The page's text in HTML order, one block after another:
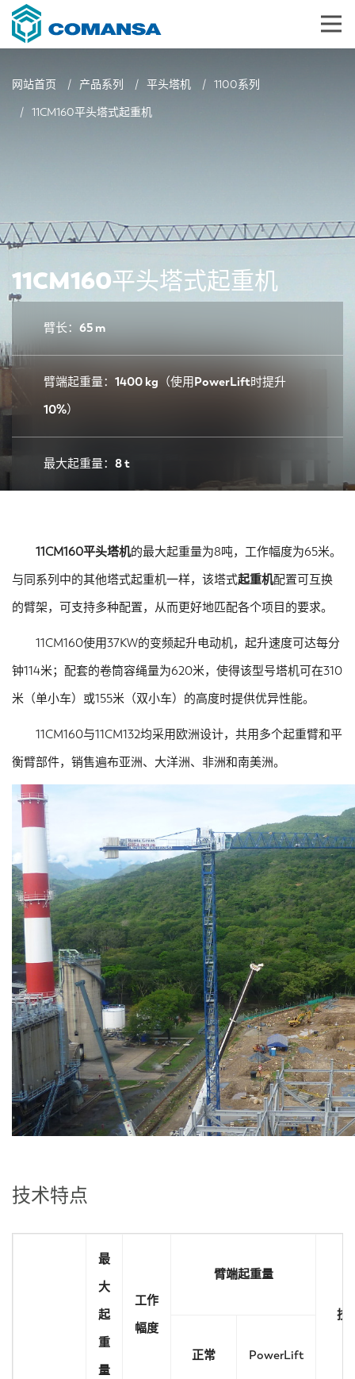
网站首页 产品系列 平头塔机 1100系列
11CM160平头塔式起重机
11CM160平头塔式起重机
臂长：65 m
臂端起重量：1400 kg（使用PowerLift时提升
10%）
最大起重量：8 t
11CM160平头塔机的最大起重量为8吨，工作幅度为65米。
与同系列中的其他塔式起重机一样，该塔式起重机配置可互换
的臂架，可支持多种配置，从而更好地匹配各个项目的要求。
11CM160使用37KW的变频起升电动机，起升速度可达每分
钟114米；配套的卷筒容绳量为620米，使得该型号塔机可在310
米（单小车）或155米（双小车）的高度时提供优异性能。
11CM160与11CM132均采用欧洲设计，共用多个起重臂和平
衡臂部件，销售遍布亚洲、大洋洲、非洲和南美洲。
技术特点
最
大
起
重
量
工作
幅度
臂端起重量
技
正常 PowerLift